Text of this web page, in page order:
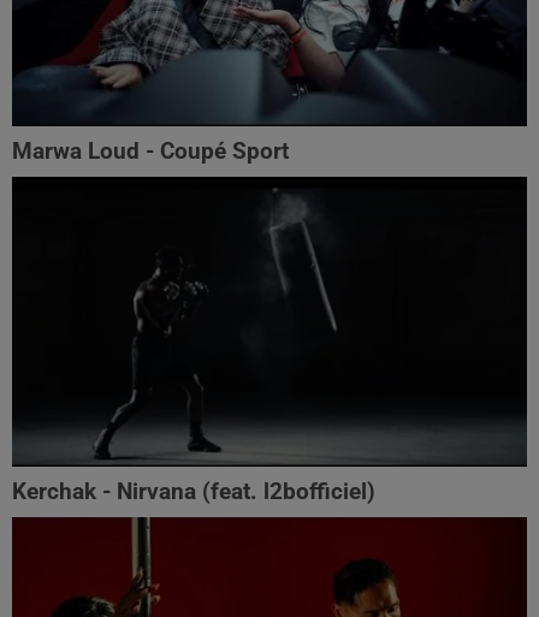
Marwa Loud - Coupé Sport
Kerchak - Nirvana (feat. ‪l2bofficiel‬)